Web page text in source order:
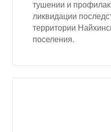
тушении и
ликвидации
территории
поселения.